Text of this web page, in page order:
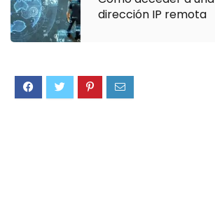
dirección IP remota